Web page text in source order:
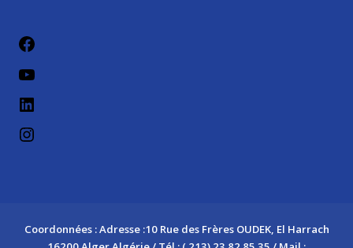
لينكد إن
Coordonnées : Adresse :10 Rue des Frères OUDEK, El Harrach